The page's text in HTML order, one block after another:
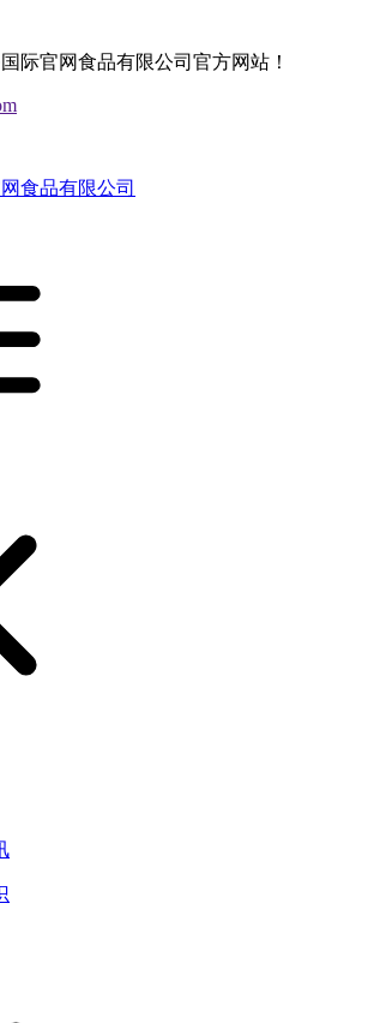
际官网食品有限公司官方网站！